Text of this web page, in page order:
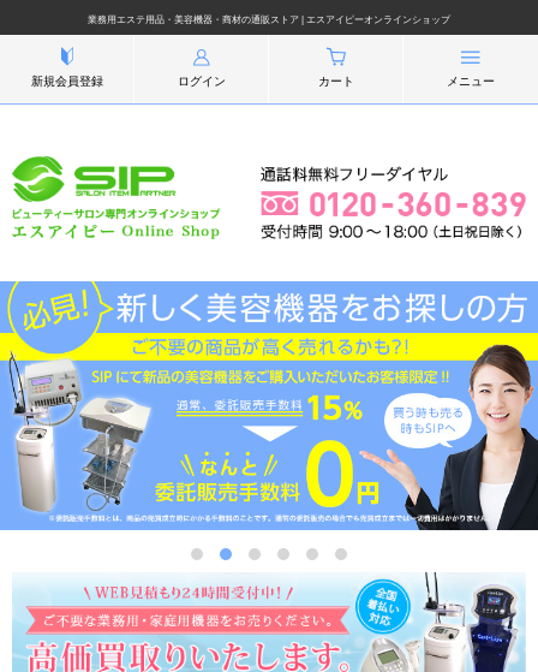
業務用エステ用品・美容機器・商材の通販ストア | エスアイピーオンラインショップ
新規会員登録 ログイン カート メニュー